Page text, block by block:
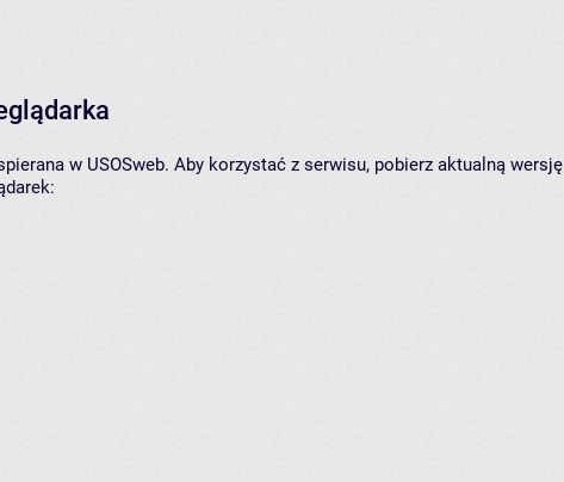
w USOSweb. Aby korzystać z serwisu, pobierz aktualną wersję